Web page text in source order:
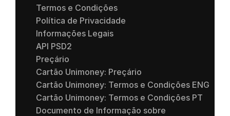
Termos e Condições
Política de Privacidade
Informações Legais
API PSD2
Preçário
Cartão Unimoney: Preçário
Cartão Unimoney: Termos e Condições ENG
Cartão Unimoney: Termos e Condições PT
Documento de Informação sobre